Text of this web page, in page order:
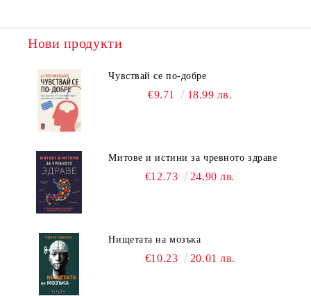
Нови продукти
Чувствай се по-добре
€9.71 18.99 лв.
Митове и истини за чревното здраве
€12.73 24.90 лв.
Нищетата на мозъка
€10.23 20.01 лв.